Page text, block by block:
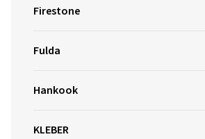
Firestone
Fulda
Hankook
KLEBER